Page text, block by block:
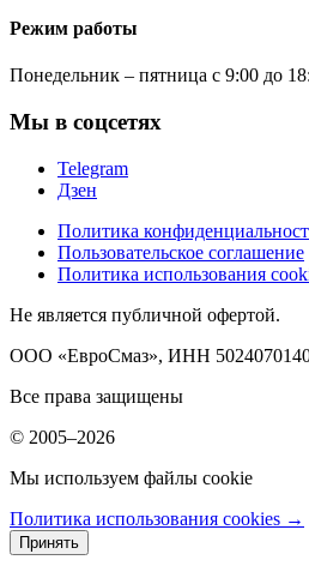
Режим работы
Понедельник – пятница с 9:00 до
Мы в соцсетях
Telegram
Дзен
Политика
Пользовательское соглашение
Политика использования
Не является публичной офертой.
ООО «ЕвроСмаз», ИНН
Все права защищены
© 2005–2026
Мы используем файлы cookie
Политика использования cookies →
Принять